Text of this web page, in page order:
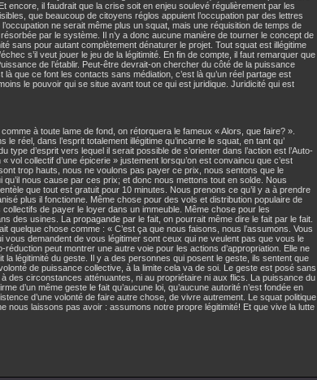
encore, il faudrait que la crise soit en enjeu soulevé régulièrement par les
que beaucoup de citoyens réglos appuient l’occupation par des lettres
ne serait même plus un squat, mais une réquisition de temps de
par le système. Il n’y a donc aucune manière de tourner le concept de
sans pour autant complètement dénaturer le projet. Tout squat est illégitime
s’il veut jouer le jeu de la légitimité. En fin de compte, il faut remarquer que
de l’établir. Peut-être devrait-on chercher du côté de la puissance
que ce font les contacts sans médiation, c’est là qu’un réel partage est
le pouvoir qui se situe avant tout ce qui est juridique. Juridicité qui est
à toute lame de fond, on rétorquera le fameux « Alors, que faire? ».
le réel, dans l’esprit totalement illégitime qu’incarne le squat, en tant qu’
type d’esprit vers lequel il serait possible de s’orienter dans l’action est l’Auto-
vol collectif d’une épicerie » justement lorsqu’on est convaincu que c’est
trop hauts, nous ne voulons pas payer ce prix, nous sentons que le
qu’il nous cause par ces prix; et donc nous mettons tout en solde. Nous
que tout est gratuit pour 10 minutes. Nous prenons ce qu’il y a à prendre
plus il fonctionne. Même chose pour des vols et distribution populaire de
de payer le loyer dans un immeuble. Même chose pour les
des usines. La propagande par le fait, on pourrait même dire le fait par le fait.
quelque chose comme : « C’est ça que nous faisons, nous l’assumons. Vous
demandent de vous légitimer sont ceux qui ne veulent pas que vous le
réduction peut montrer une autre voie pour les actions d’appropriation. Elle ne
la légitimité du geste. Il y a des personnes qui posent le geste, ils sentent que
de puissance collective, à la limite cela va de soi. Le geste est posé sans
des circonstances atténuantes, ni au propriétaire ni aux flics. La puissance du
d’un même geste le fait qu’aucune loi, qu’aucune autorité n’est fondée en
d’une volonté de faire autre chose, de vivre autrement. Le squat politique
nous laissons pas avoir : assumons notre propre légitimité! Et que vive la lutte